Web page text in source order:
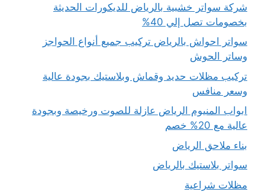
شركة سواتر خشبية بالرياض للديكورات الحديثة
بخصومات تصل إلي 40%
سواتر احواش بالرياض تركيب جميع أنواع الحواجز
وساتر الحوش
تركيب مظلات حديد وقماش وبلاستيك بجودة عالية
وسعر منافس
ابواب المنيوم الرياض عازلة للصوت ورخيصة وبجودة
عالية مع 20% خصم
بناء ملاحق الرياض
سواتر بلاستيك بالرياض
مظلات شراعية